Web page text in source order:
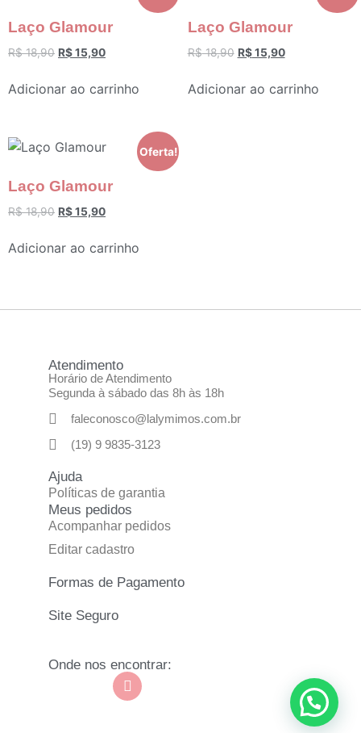
Laço Glamour
R$18,90 R$15,90
Adicionar ao carrinho
Laço Glamour
R$18,90 R$15,90
Adicionar ao carrinho
Oferta!
Laço Glamour
R$18,90 R$15,90
Adicionar ao carrinho
Atendimento
Horário de Atendimento
Segunda à sábado das 8h às 18h
faleconosco@lalymimos.com.br
(19) 9 9835-3123
Ajuda
Políticas de garantia
Meus pedidos
Acompanhar pedidos
Editar cadastro
Formas de Pagamento
Site Seguro
Onde nos encontrar: